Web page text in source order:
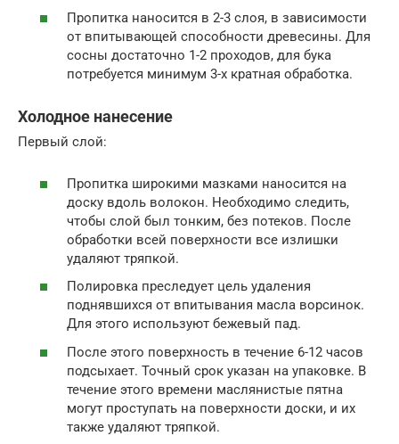
Пропитка наносится в 2-3 слоя, в зависимости
от впитывающей способности древесины. Для
сосны достаточно 1-2 проходов, для бука
потребуется минимум 3-х кратная обработка.
Холодное нанесение
Первый слой:
Пропитка широкими мазками наносится на
доску вдоль волокон. Необходимо следить,
чтобы слой был тонким, без потеков. После
обработки всей поверхности все излишки
удаляют тряпкой.
Полировка преследует цель удаления
поднявшихся от впитывания масла ворсинок.
Для этого используют бежевый пад.
После этого поверхность в течение 6-12 часов
подсыхает. Точный срок указан на упаковке. В
течение этого времени маслянистые пятна
могут проступать на поверхности доски, и их
также удаляют тряпкой.